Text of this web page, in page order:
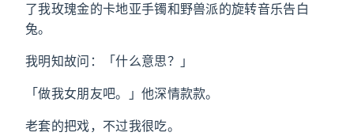
了我玫瑰金的卡地亚手镯和野兽派的旋转音乐告白
兔。
我明知故问：「什么意思？」
「做我女朋友吧。」他深情款款。
老套的把戏，不过我很吃。